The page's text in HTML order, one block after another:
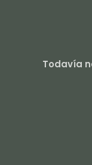
Todavía